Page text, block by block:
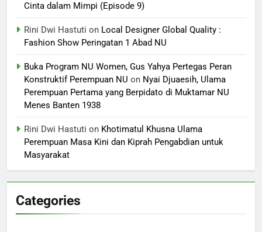
Cinta dalam Mimpi (Episode 9)
Rini Dwi Hastuti on Local Designer Global Quality :
Fashion Show Peringatan 1 Abad NU
Buka Program NU Women, Gus Yahya Pertegas Peran
Konstruktif Perempuan NU on Nyai Djuaesih, Ulama
Perempuan Pertama yang Berpidato di Muktamar NU
Menes Banten 1938
Rini Dwi Hastuti on Khotimatul Khusna Ulama
Perempuan Masa Kini dan Kiprah Pengabdian untuk
Masyarakat
Categories